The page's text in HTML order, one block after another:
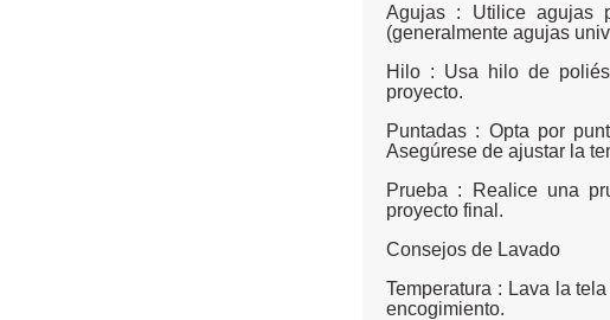
Agujas : Utilice agujas
(generalmente agujas
Hilo : Usa hilo de
proyecto.
Puntadas : Opta por
Asegúrese de ajustar la
Prueba : Realice una
proyecto final.
Consejos de Lavado
Temperatura : Lava la
encogimiento.